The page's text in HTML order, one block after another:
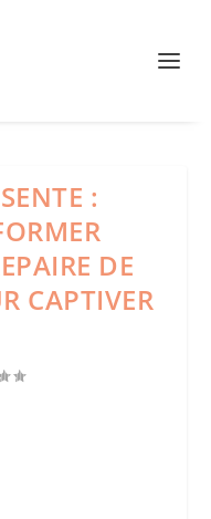
:
DE
CAPTIVER